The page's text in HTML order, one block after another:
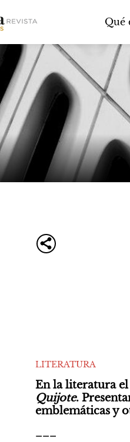
Qué
LITERATURA
En la literatura el
Quijote.
emblemáticas y